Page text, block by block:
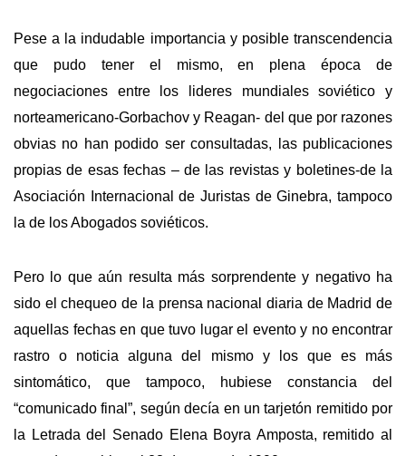
Pese a la indudable importancia y posible transcendencia
que pudo tener el mismo, en plena época de
negociaciones entre los lideres mundiales soviético y
norteamericano-Gorbachov y Reagan- del que por razones
obvias no han podido ser consultadas, las publicaciones
propias de esas fechas – de las revistas y boletines-de la
Asociación Internacional de Juristas de Ginebra, tampoco
la de los Abogados soviéticos.
Pero lo que aún resulta más sorprendente y negativo ha
sido el chequeo de la prensa nacional diaria de Madrid de
aquellas fechas en que tuvo lugar el evento y no encontrar
rastro o noticia alguna del mismo y los que es más
sintomático, que tampoco, hubiese constancia del
“comunicado final”, según decía en un tarjetón remitido por
la Letrada del Senado Elena Boyra Amposta, remitido al